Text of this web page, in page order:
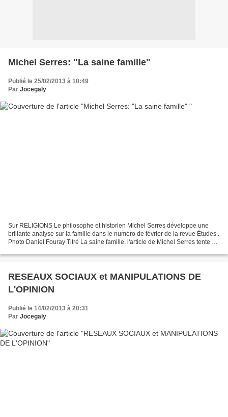
Michel Serres: "La saine famille"
Publié le 25/02/2013 à 10:49
Par Jocegaly
Sur RELIGIONS Le philosophe et historien Michel Serres développe une
brillante analyse sur la famille dans le numéro de février de la revue Études .
Photo Daniel Fouray Titré La saine famille, l'article de Michel Serres tente de
RESEAUX SOCIAUX et MANIPULATIONS DE
L'OPINION
Publié le 14/02/2013 à 20:31
Par Jocegaly